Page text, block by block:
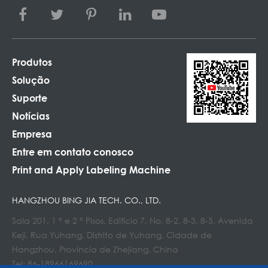
Produtos
Solução
Suporte
Notícias
Empresa
Entre em contato conosco
Print and Apply Labeling Machine
HANGZHOU BING JIA TECH. CO., LTD.
Sala 201, 1 ° e 2 ° Pisos, Edifício 7, No. 8-2, 8-3, 8-5, Avenida
Keji, Rua Yuhang, Distrito de Yuhang, Cidade de
Hangzhou, Província de Zhejiang, China
Tel: 86-18966169690